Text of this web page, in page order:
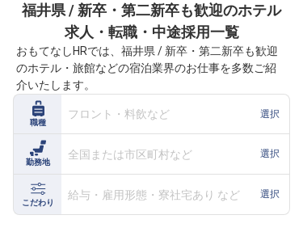
就職・転職 合同説明会
おもてなしHRについて
ご利用の流れ
よくある質問
ホテル・宿泊業界情報コラム
福井県 / 新卒・第二新卒も歓迎のホテル
求人・転職・中途採用一覧
おもてなしHRでは、福井県 / 新卒・第二新卒も歓迎
のホテル・旅館などの宿泊業界のお仕事を多数ご紹
介いたします。
職種
フロント・料飲など 選択
勤務地
全国または市区町村など 選択
こだわり
給与・雇用形態・寮社宅あり など 選択